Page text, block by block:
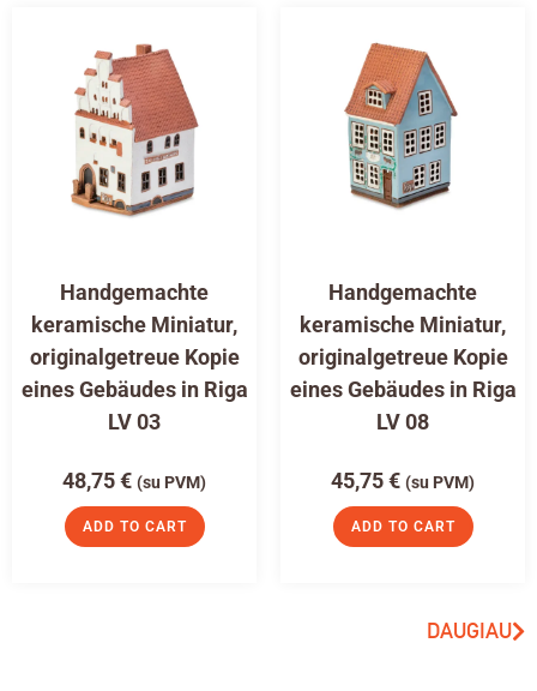
Handgemachte
keramische Miniatur,
originalgetreue Kopie
eines Gebäudes in Riga
LV 03
48,75€ (su PVM)
ADD TO CART
Handgemachte
keramische Miniatur,
originalgetreue Kopie
eines Gebäudes in Riga
LV 08
45,75€ (su PVM)
ADD TO CART
DAUGIAU